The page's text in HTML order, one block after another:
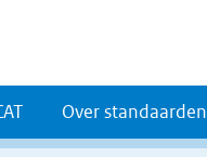
Over standaarden